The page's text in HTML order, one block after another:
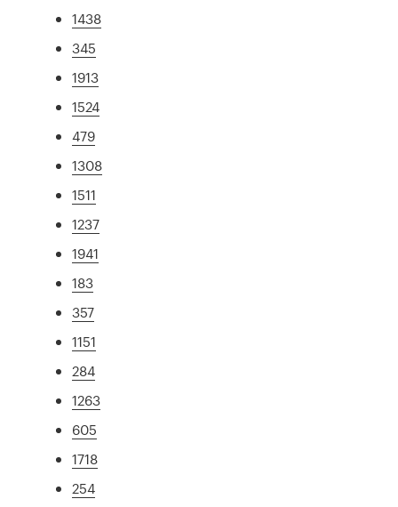
1438
345
1913
1524
479
1308
1511
1237
1941
183
357
1151
284
1263
605
1718
254